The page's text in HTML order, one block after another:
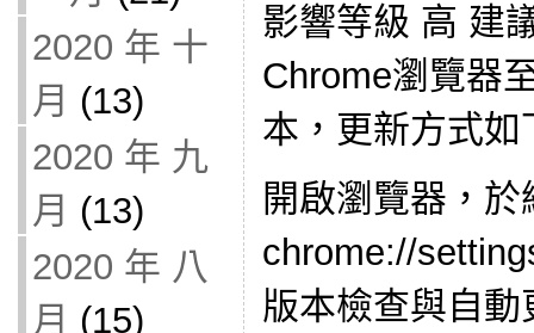
2020 年 十
月 (13)
2020 年 九
月 (13)
2020 年 八
月 (15)
影響等級 高 建
Chrome瀏覽器
本，更新方式如
開啟瀏覽器，
chrome://
版本檢查與自